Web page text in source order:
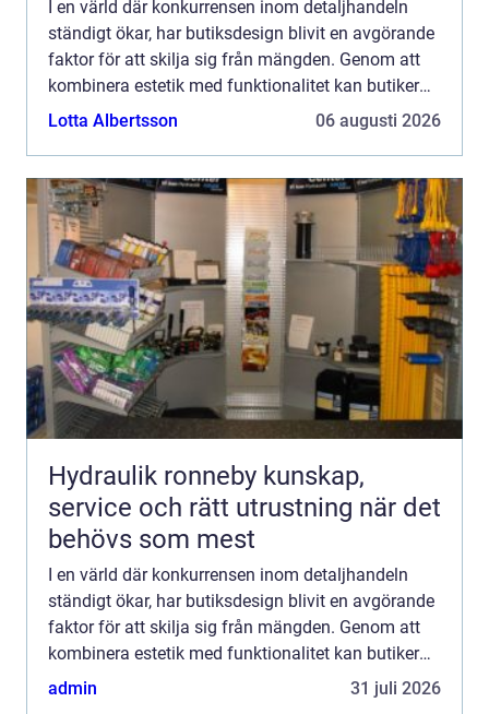
I en värld där konkurrensen inom detaljhandeln
ständigt ökar, har butiksdesign blivit en avgörande
faktor för att skilja sig från mängden. Genom att
kombinera estetik med funktionalitet kan butiker
skapa en mi...
Lotta Albertsson 06 augusti 2026
Hydraulik ronneby kunskap,
service och rätt utrustning när det
behövs som mest
I en värld där konkurrensen inom detaljhandeln
ständigt ökar, har butiksdesign blivit en avgörande
faktor för att skilja sig från mängden. Genom att
kombinera estetik med funktionalitet kan butiker
skapa en mi...
admin 31 juli 2026